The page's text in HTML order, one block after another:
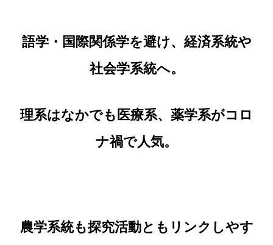
語学・国際関係学を避け、経済系統や
社会学系統へ。
理系はなかでも医療系、薬学系がコロ
ナ禍で人気。
農学系統も探究活動ともリンクしやす